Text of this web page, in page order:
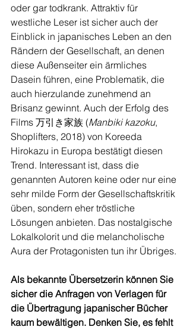
oder gar todkrank. Attraktiv für
westliche Leser ist sicher auch der
Einblick in japanisches Leben an den
Rändern der Gesellschaft, an denen
diese Außenseiter ein ärmliches
Dasein führen, eine Problematik, die
auch hierzulande zunehmend an
Brisanz gewinnt. Auch der Erfolg des
Films 万引き家族 (Manbiki kazoku,
Shoplifters, 2018) von Koreeda
Hirokazu in Europa bestätigt diesen
Trend. Interessant ist, dass die
genannten Autoren keine oder nur eine
sehr milde Form der Gesellschaftskritik
üben, sondern eher tröstliche
Lösungen anbieten. Das nostalgische
Lokalkolorit und die melancholische
Aura der Protagonisten tun ihr Übriges.
Als bekannte Übersetzerin können Sie
sicher die Anfragen von Verlagen für
die Übertragung japanischer Bücher
kaum bewältigen. Denken Sie, es fehlt